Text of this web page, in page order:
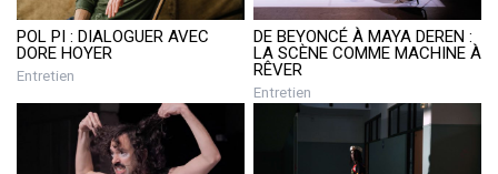
POL PI : DIALOGUER AVEC
DORE HOYER
Entretien
DE BEYONCÉ À MAYA DEREN :
LA SCÈNE COMME MACHINE À
RÊVER
Entretien